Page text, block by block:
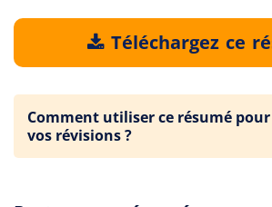
Téléchargez ce
Comment utiliser ce résumé
vos révisions ?